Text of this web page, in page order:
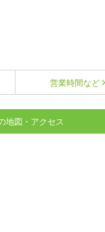
営業時間など
地図・アクセス